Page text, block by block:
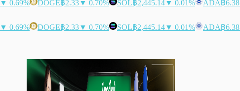
▼ 0.69% DOGE฿2.33▼ 0.70% SOL฿2,445.14▼ 0.01% ADA฿6.38
▼ 0.69% DOGE฿2.33▼ 0.70% SOL฿2,445.14▼ 0.01% ADA฿6.38